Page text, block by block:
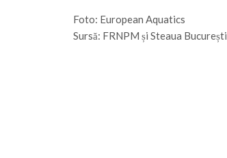
Foto: European Aquatics
Sursă: FRNPM și Steaua București